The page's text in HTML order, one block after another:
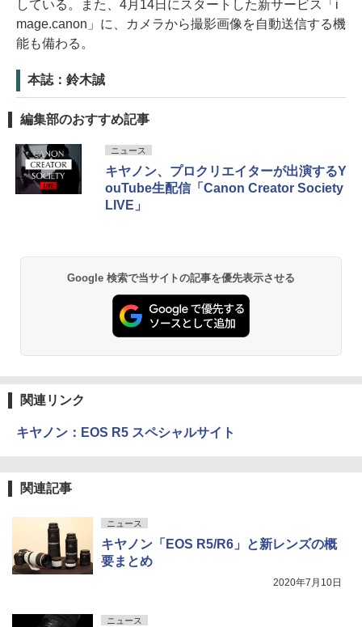
している。また、4月14日にスタートした新サービス「i
mage.canon」に、カメラから撮影画像を自動送信する機
能も備わる。
本誌：鈴木誠
編集部のおすすめ記事
ニュース
キヤノン、プロクリエイターが出演するY
ouTube生配信「Canon Creator Society
LIVE」
Google 検索で当サイトの記事を優先表示させる
関連リンク
キヤノン：EOS R5 スペシャルサイト
関連記事
ニュース
キヤノン「EOS R5/R6」と新レンズの概
要まとめ
2020年7月10日
ニュース